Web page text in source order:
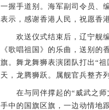
一握手道别。海军副司令员、
表示，感谢香港人民，祝愿香
欢送仪式结束后，辽宁舰编
《歌唱祖国》的乐曲，送别的
旗。舞龙舞狮表演团队打出“
天，龙腾狮跃。属舰官兵整齐
在与同伴撑起的“威武之师
手中的国旗区旗，一边动情地